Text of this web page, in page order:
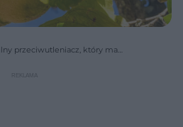
przeciwutleniacz, który ma